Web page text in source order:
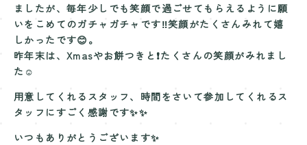
ましたが、毎年少しでも笑顔で過ごせてもらえるように願
いをこめてのガチャガチャです‼️笑顔がたくさんみれて嬉
しかったです😊。
昨年末は、Xmasやお餅つきと❗たくさんの笑顔がみれまし
た☺️
用意してくれるスタッフ、時間をさいて参加してくれるス
タッフにすごく感謝です✨✨
いつもありがとうございます✨